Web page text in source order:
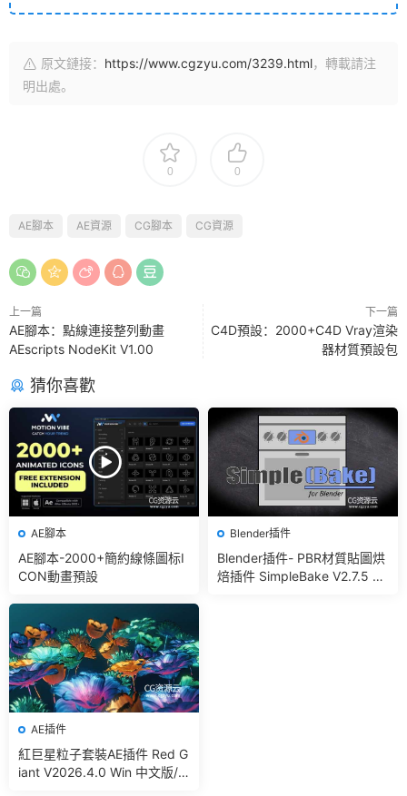
原文鏈接： https://www.cgzyu.com/3239.html，轉載請注
明出處。
0 0
AE腳本 AE資源 CG腳本 CG資源
上一篇
AE腳本：點線連接整列動畫
AEscripts NodeKit V1.00
下一篇
C4D預設：2000+C4D Vray渲染
器材質預設包
猜你喜歡
AE腳本
AE腳本-2000+簡約線條圖标I
CON動畫預設
Blender插件
Blender插件- PBR材質貼圖烘
焙插件 SimpleBake V2.7.5 –
AE插件
紅巨星粒子套裝AE插件 Red G
iant V2026.4.0 Win 中文版/